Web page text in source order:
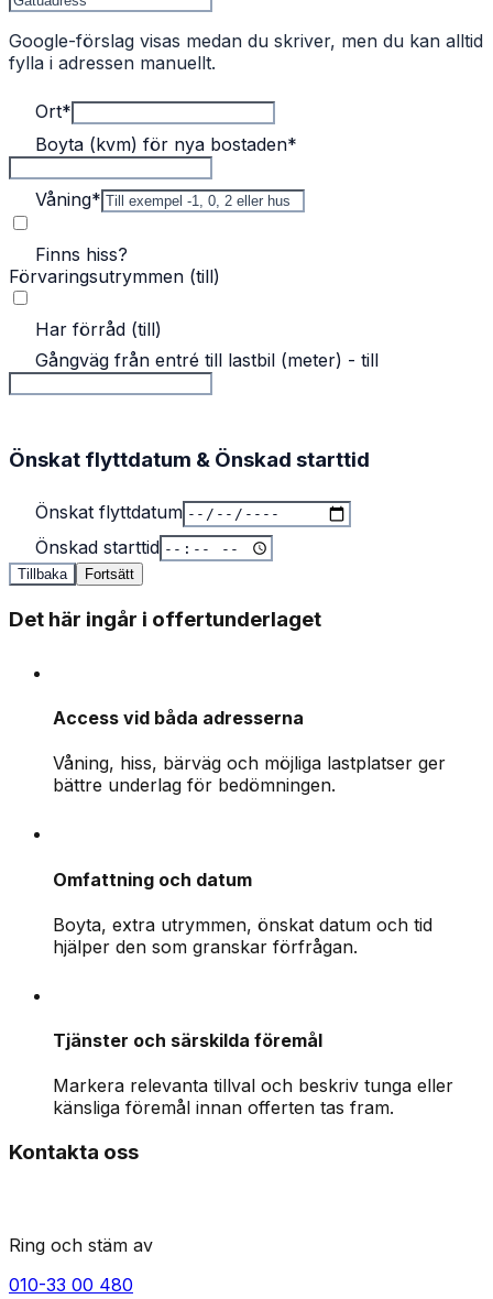
Google-förslag visas medan du skriver, men du kan alltid
fylla i adressen manuellt.
Ort*
Boyta (kvm) för nya bostaden*
Våning*
Finns hiss?
Förvaringsutrymmen (till)
Har förråd (till)
Gångväg från entré till lastbil (meter) - till
Önskat flyttdatum & Önskad starttid
Önskat flyttdatum
Önskad starttid
Tillbaka Fortsätt
Det här ingår i offertunderlaget
Access vid båda adresserna
Våning, hiss, bärväg och möjliga lastplatser ger
bättre underlag för bedömningen.
Omfattning och datum
Boyta, extra utrymmen, önskat datum och tid
hjälper den som granskar förfrågan.
Tjänster och särskilda föremål
Markera relevanta tillval och beskriv tunga eller
känsliga föremål innan offerten tas fram.
Kontakta oss
Ring och stäm av
010-33 00 480